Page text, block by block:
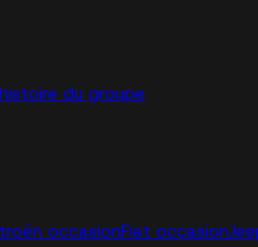
du groupe
occasionFiat occasion